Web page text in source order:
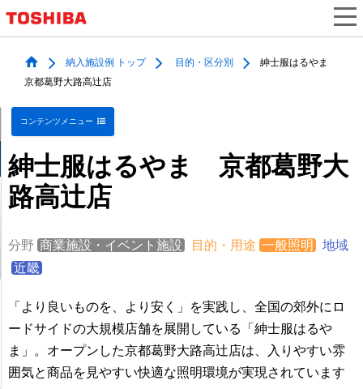
納入施設例 トップ 目的・区分別
紳士服はるやま
京都葛野大路高辻店
コンテンツメニュー
紳士服はるやま 京都葛野大
路高辻店
分野 商業施設・イベント施設 目的・用途 一般照明
地域
近畿
「より良いものを、より安く」を実践し、全国の郊外にロ
ードサイドの大規模店舗を展開している「紳士服はるや
ま」。オープンした京都葛野大路高辻店は、入りやすい雰
囲気と商品を見やすい快適な照明環境が実現されています